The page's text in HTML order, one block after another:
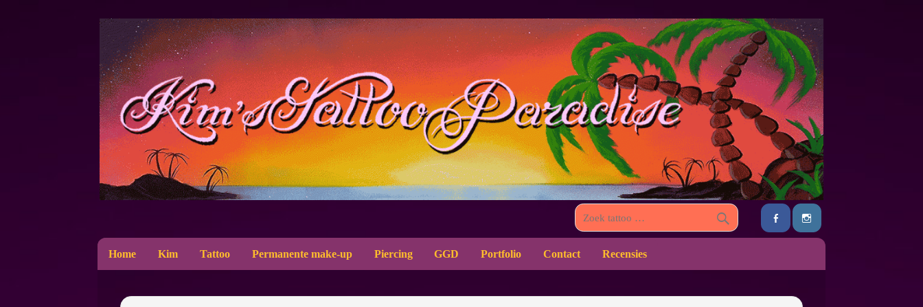
Home Kim Tattoo Permanente make-up Piercing GGD Portfolio Contact Recensies